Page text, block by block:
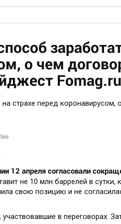
о чем
Fomag.ru
12 апреля согласовали
не 10 млн баррелей в сутки,
свою позицию и не
в переговорах.